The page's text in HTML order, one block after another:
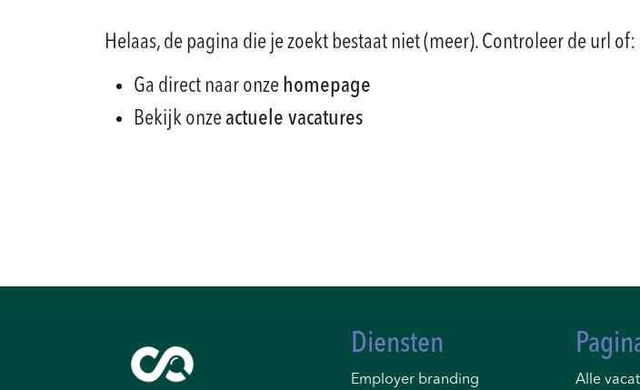
Helaas, de pagina die je zoekt bestaat niet (meer). Controleer de url of:
Ga direct naar onze homepage
Bekijk onze actuele vacatures
Diensten
Employer branding
Alle